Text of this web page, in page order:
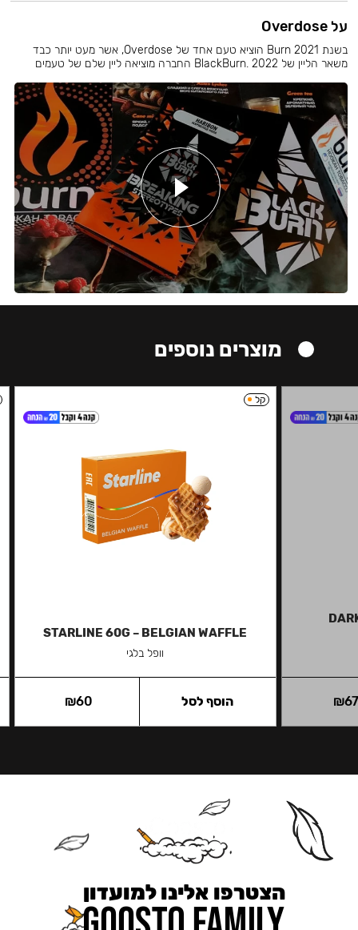
על Overdose
בשנת 2021 Burn הוציא טעם אחד של Overdose, אשר מעט יותר כבד
משאר הליין של BlackBurn. 2022 החברה מוציאה ליין שלם של טעמים
מוצרים נוספים
₪
קל
STARLINE 60G – BELGIAN WAFFLE
וופל בלגי
₪60 הוסף לסל
הצטרפו אלינו למועדון